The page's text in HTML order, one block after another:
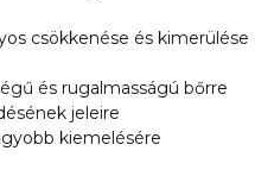
csökkenése és kimerülése
és rugalmasságú bőrre
jeleire
kiemelésére